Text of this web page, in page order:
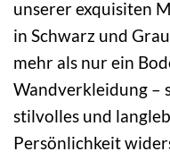
unserer exquisiten
in Schwarz und
mehr als nur ein
Wandverkleidung –
stilvolles und
Persönlichkeit